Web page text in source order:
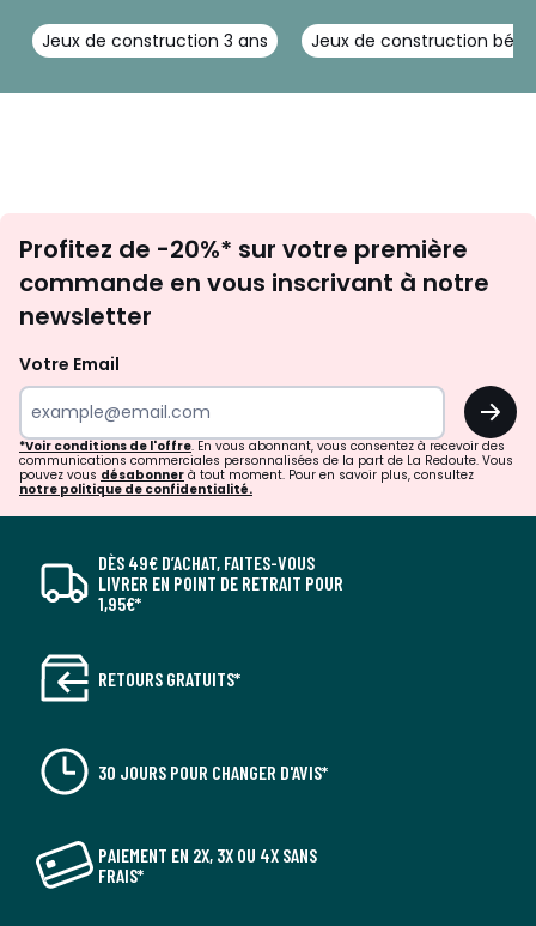
Jeux de construction 3 ans Jeux de construction bébé
newsletter
Profitez de -20%* sur votre première
commande en vous inscrivant à notre
newsletter
Votre Email
OK
*Voir conditions de l'offre. En vous abonnant, vous consentez à recevoir des
communications commerciales personnalisées de la part de La Redoute. Vous
pouvez vous désabonner à tout moment. Pour en savoir plus, consultez
notre politique de confidentialité.
DÈS 49€ D’ACHAT, FAITES-VOUS
LIVRER EN POINT DE RETRAIT POUR
1,95€*
RETOURS GRATUITS*
30 JOURS POUR CHANGER D'AVIS*
PAIEMENT EN 2X, 3X OU 4X SANS
FRAIS*